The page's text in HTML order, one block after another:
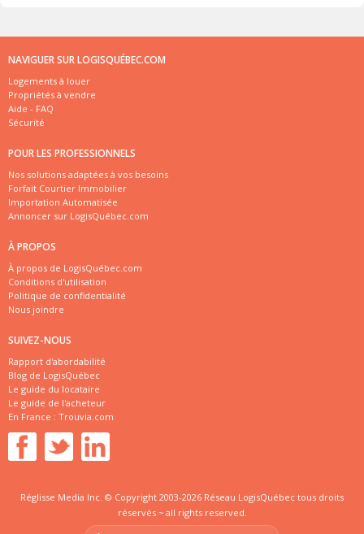
NAVIGUER SUR LOGISQUÉBEC.COM
Logements à louer
Propriétés à vendre
Aide - FAQ
Sécurité
POUR LES PROFESSIONNELS
Nos solutions adaptées à vos besoins
Forfait Courtier Immobilier
Importation Automatisée
Annoncer sur LogisQuébec.com
À PROPOS
À propos de LogisQuébec.com
Conditions d'utilisation
Politique de confidentialité
Nous joindre
SUIVEZ-NOUS
Rapport d'abordabilité
Blog de LogisQuébec
Le guide du locataire
Le guide de l'acheteur
En France : Trouvia.com
Réglisse Media Inc. © Copyright 2003-2026 Réseau LogisQuébec tous droits
réservés ~ all rights reserved.